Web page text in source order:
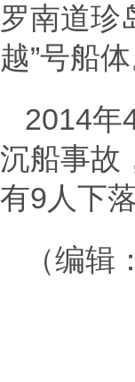
罗南道珍
越”号船
2014年
沉船事故
有9人下
（编辑